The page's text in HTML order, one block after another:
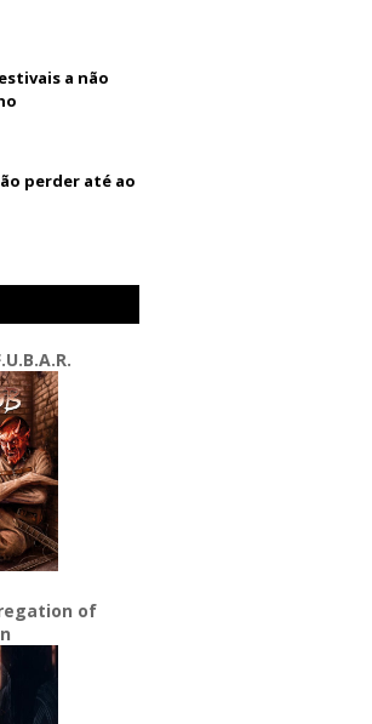
a não
perder até ao
of